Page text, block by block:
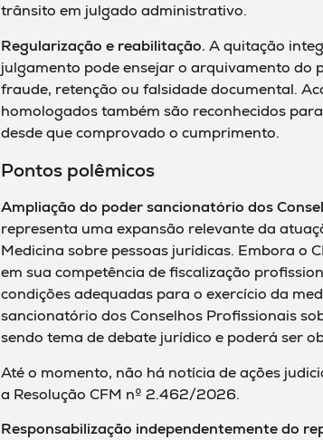
trânsito em julgado administrativo.
Regularização e reabilitação. A quitação
julgamento pode ensejar o arquivamento do
fraude, retenção ou falsidade documental.
homologados também são reconhecidos
desde que comprovado o cumprimento.
Pontos polêmicos
Ampliação do poder sancionatório dos
representa uma expansão relevante da
Medicina sobre pessoas jurídicas. Embora o
em sua competência de fiscalização
condições adequadas para o exercício da
sancionatório dos Conselhos Profissionais
sendo tema de debate jurídico e poderá ser
Até o momento, não há notícia de ações
a Resolução CFM nº 2.462/2026.
Responsabilização independentemente do